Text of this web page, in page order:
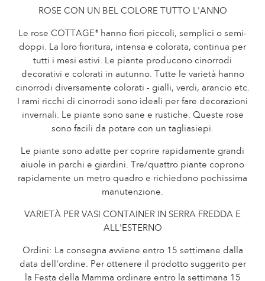
Curatura "Towne & Country"
TROVA LA PIANTA
STORIA
La storia di Poulsen Roser A/S
STORIA
La storia di Poulsen Roser A/S
ROSE CON UN BEL COLORE TUTTO L'ANNO
Le rose COTTAGE®hanno fiori piccoli, semplici o semi-
doppi. La loro fioritura, intensa e colorata, continua per
tutti i mesi estivi. Le piante producono cinorrodi
decorativi e colorati in autunno. Tutte le varietà hanno
cinorrodi diversamente colorati - gialli, verdi, arancio etc.
I rami ricchi di cinorrodi sono ideali per fare decorazioni
invernali. Le piante sono sane e rustiche. Queste rose
sono facili da potare con un tagliasiepi.
Le piante sono adatte per coprire rapidamente grandi
aiuole in parchi e giardini. Tre/quattro piante coprono
rapidamente un metro quadro e richiedono pochissima
manutenzione.
VARIETÀ PER VASI CONTAINER IN SERRA FREDDA E
ALL'ESTERNO
Ordini: La consegna avviene entro 15 settimane dalla
data dell'ordine. Per ottenere il prodotto suggerito per
la Festa della Mamma ordinare entro la settimana 15